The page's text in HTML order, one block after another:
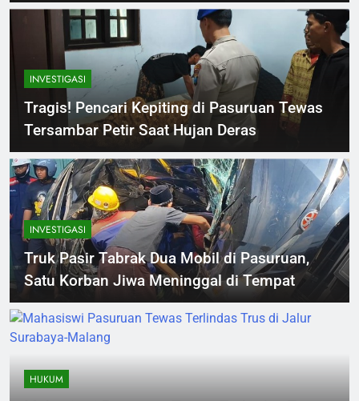
INVESTIGASI
Tragis! Pencari Kepiting di Pasuruan Tewas
Tersambar Petir Saat Hujan Deras
INVESTIGASI
Truk Pasir Tabrak Dua Mobil di Pasuruan,
Satu Korban Jiwa Meninggal di Tempat
HUKUM